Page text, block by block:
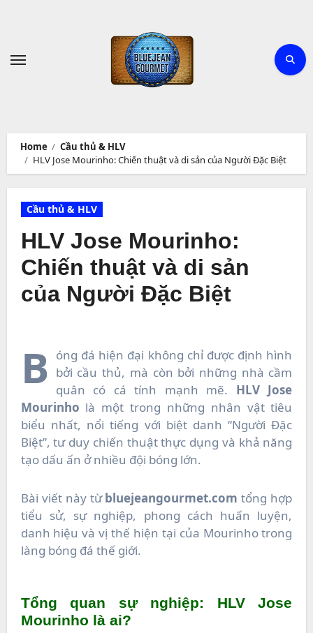
Home
Cầu thủ & HLV
HLV Jose Mourinho: Chiến thuật và di sản của Người Đặc Biệt
Cầu thủ & HLV
HLV Jose Mourinho:
Chiến thuật và di sản
của Người Đặc Biệt
B
óng đá hiện đại không chỉ được định hình
bởi cầu thủ, mà còn bởi những nhà cầm
quân có cá tính mạnh mẽ. HLV Jose
Mourinho là một trong những nhân vật tiêu
biểu nhất, nổi tiếng với biệt danh “Người Đặc
Biệt”, tư duy chiến thuật thực dụng và khả năng
tạo dấu ấn ở nhiều đội bóng lớn.
Bài viết này từbluejeangourmet.com tổng hợp
tiểu sử, sự nghiệp, phong cách huấn luyện,
danh hiệu và vị thế hiện tại của Mourinho trong
làng bóng đá thế giới.
Tổng quan sự nghiệp: HLV Jose
Mourinho là ai?